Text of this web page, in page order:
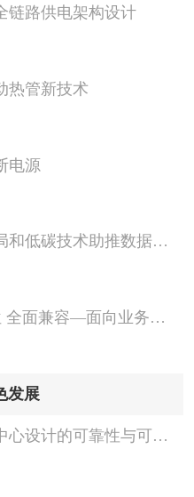
链路供电架构设计
热管新技术
电源
技术助推数据中心绿色低碳发展
兼容—面向业务的数据中心规划
发展
设计的可靠性与可用性